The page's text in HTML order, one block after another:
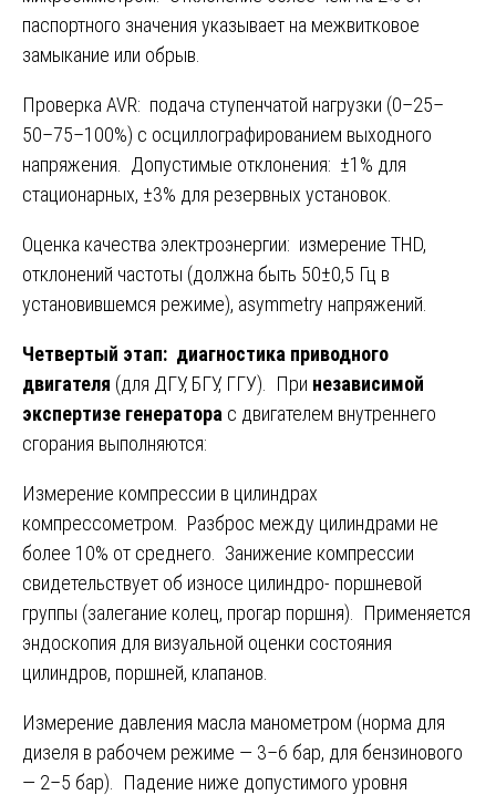
паспортного значения указывает на межвитковое
замыкание или обрыв.
Проверка AVR: подача ступенчатой нагрузки (0–25–
50–75–100%) с осциллографированием выходного
напряжения. Допустимые отклонения: ±1% для
стационарных, ±3% для резервных установок.
Оценка качества электроэнергии: измерение THD,
отклонений частоты (должна быть 50±0,5 Гц в
установившемся режиме), asymmetry напряжений.
Четвертый этап: диагностика приводного
двигателя (для ДГУ, БГУ, ГГУ). При независимой
экспертизе генератора с двигателем внутреннего
сгорания выполняются:
Измерение компрессии в цилиндрах
компрессометром. Разброс между цилиндрами не
более 10% от среднего. Занижение компрессии
свидетельствует об износе цилиндро- поршневой
группы (залегание колец, прогар поршня). Применяется
эндоскопия для визуальной оценки состояния
цилиндров, поршней, клапанов.
Измерение давления масла манометром (норма для
дизеля в рабочем режиме — 3–6 бар, для бензинового
— 2–5 бар). Падение ниже допустимого уровня